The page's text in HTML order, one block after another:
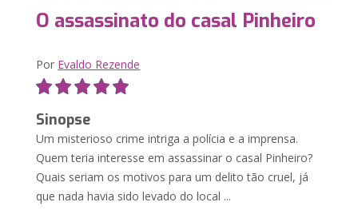
O assassinato do casal Pinheiro
Por Evaldo Rezende
Sinopse
Um misterioso crime intriga a polícia e a imprensa.
Quem teria interesse em assassinar o casal Pinheiro?
Quais seriam os motivos para um delito tão cruel, já
que nada havia sido levado do local ...